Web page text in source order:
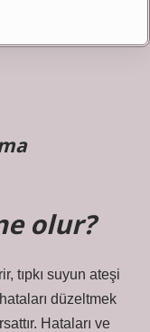
olur?
tıpkı suyun ateşi
düzeltmek
Hataları ve